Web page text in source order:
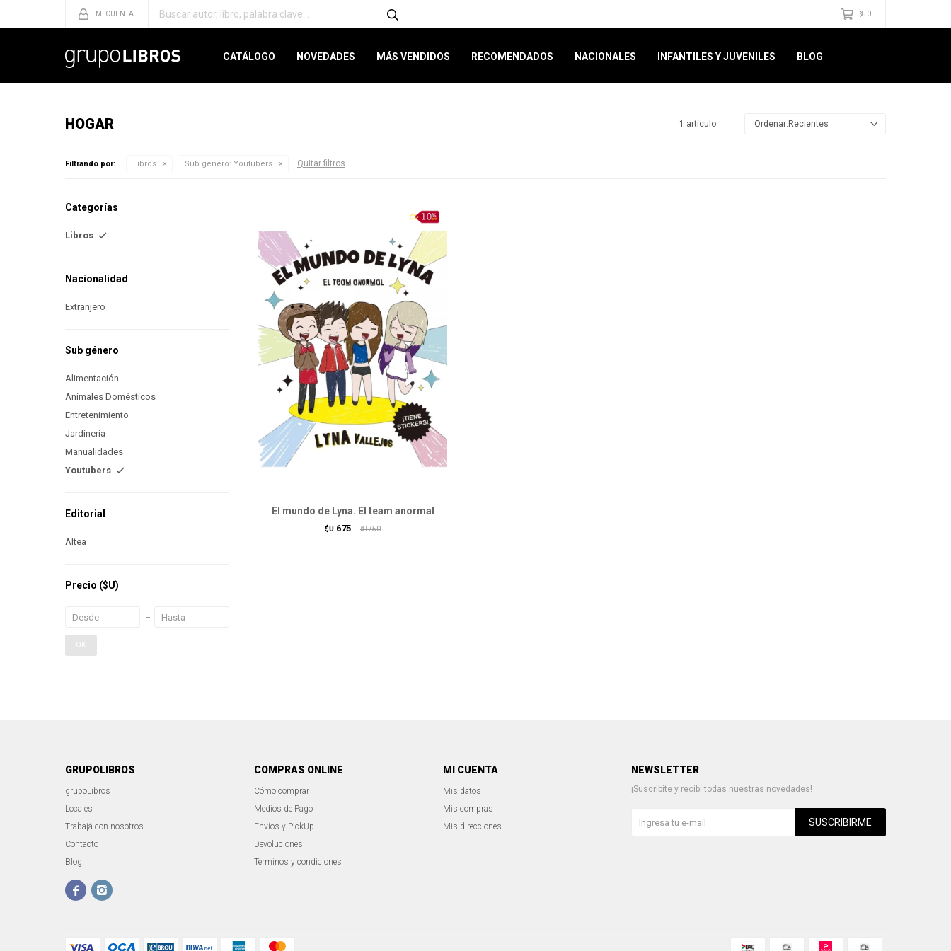
CATÁLOGO NOVEDADES MÁS VENDIDOS RECOMENDADOS NACIONALES INFANTILES Y JUVENILES BLOG
$U 0
HOGAR 1 artículo Recientes
Filtrando por: Libros Sub género: Youtubers Quitar filtros
El mundo de Lyna. El team anormal
$U 675 $U 750
Categorías
Libros
Nacionalidad
Extranjero
Sub género
Alimentación
Animales Domésticos
Entretenimiento
Jardinería
Manualidades
Youtubers
Editorial
Altea
Precio ($U)
OK
GRUPOLIBROS
grupoLibros
Locales
Trabajá con nosotros
Contacto
Blog
 
COMPRAS ONLINE
Cómo comprar
Medios de Pago
Envíos y PickUp
Devoluciones
Términos y condiciones
MI CUENTA
Mis datos
Mis compras
Mis direcciones
NEWSLETTER
¡Suscribite y recibí todas nuestras novedades!
SUSCRIBIRME